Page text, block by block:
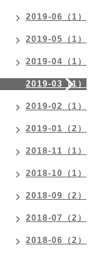
2019-06（1）
2019-05（1）
2019-04（1）
2019-03（1）
2019-02（1）
2019-01（2）
2018-11（1）
2018-10（1）
2018-09（2）
2018-07（2）
2018-06（2）